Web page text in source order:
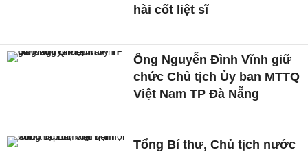
hài cốt liệt sĩ
Ông Nguyễn Đình Vĩnh giữ
chức Chủ tịch Ủy ban MTTQ
Việt Nam TP Đà Nẵng
Tổng Bí thư, Chủ tịch nước